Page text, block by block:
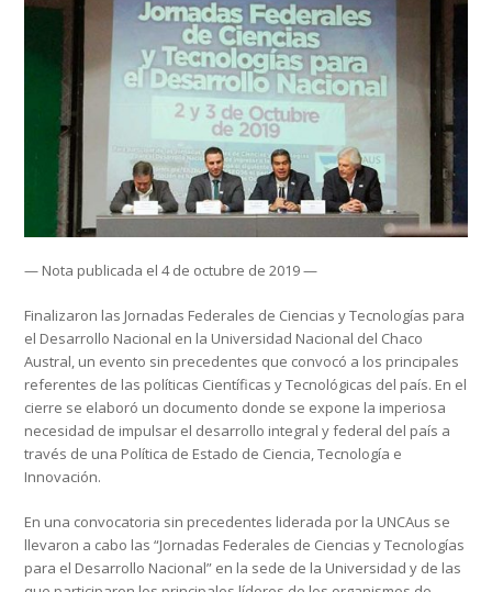
— Nota publicada el 4 de octubre de 2019 —
Finalizaron las Jornadas Federales de Ciencias y Tecnologías para
el Desarrollo Nacional en la Universidad Nacional del Chaco
Austral, un evento sin precedentes que convocó a los principales
referentes de las políticas Científicas y Tecnológicas del país. En el
cierre se elaboró un documento donde se expone la imperiosa
necesidad de impulsar el desarrollo integral y federal del país a
través de una Política de Estado de Ciencia, Tecnología e
Innovación.
En una convocatoria sin precedentes liderada por la UNCAus se
llevaron a cabo las “Jornadas Federales de Ciencias y Tecnologías
para el Desarrollo Nacional” en la sede de la Universidad y de las